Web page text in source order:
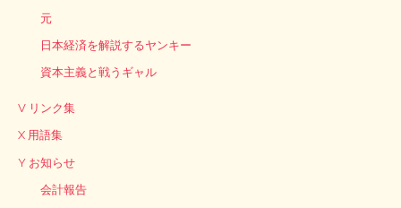
元
日本経済を解説するヤンキー
資本主義と戦うギャル
V リンク集
X 用語集
Y お知らせ
会計報告